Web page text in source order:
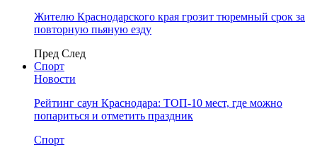
Жителю Краснодарского края грозит тюремный срок за
повторную пьяную езду
Пред След
Спорт
Новости
Рейтинг саун Краснодара: ТОП-10 мест, где можно
попариться и отметить праздник
Спорт